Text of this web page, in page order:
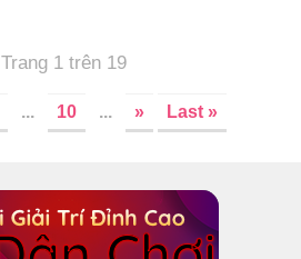
Trang 1 trên 19
... 10 ... » Last »